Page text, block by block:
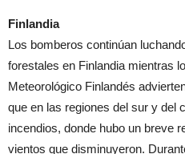
Finlandia
Los bomberos continúan
forestales en Finlandia mientras
Meteorológico Finlandés
que en las regiones del sur y del
incendios, donde hubo un breve
vientos que disminuyeron.